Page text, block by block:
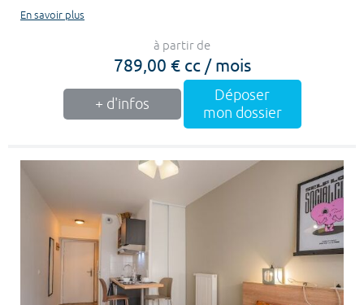
En savoir plus
à partir de
789,00 € cc / mois
+ d'infos
Déposer
mon dossier